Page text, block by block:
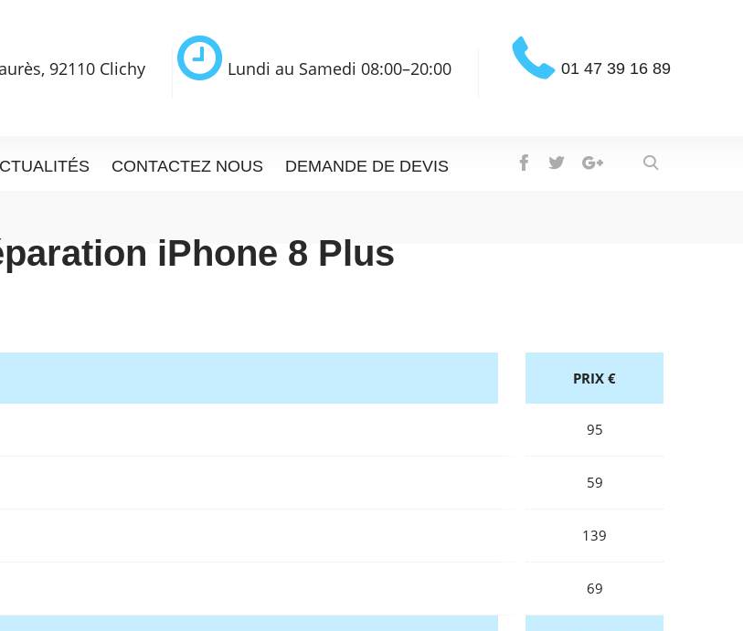
92110 Clichy Lundi au Samedi 08:00–20:00 01 47 39 16 89
CONTACTEZ NOUS DEMANDE DE DEVIS
iPhone 8 Plus
PRIX €
95
59
139
69